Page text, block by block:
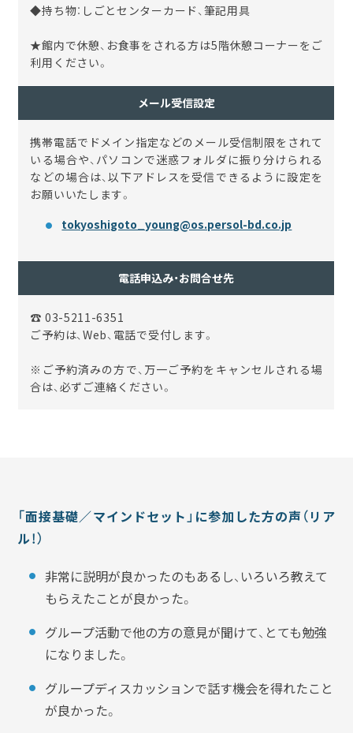
◆持ち物：しごとセンターカード、筆記用具
★館内で休憩、お食事をされる方は5階休憩コーナーをご
利用ください。
メール受信設定
携帯電話でドメイン指定などのメール受信制限をされて
いる場合や、パソコンで迷惑フォルダに振り分けられる
などの場合は、以下アドレスを受信できるように設定を
お願いいたします。
tokyoshigoto_young@os.persol-bd.co.jp
電話申込み・お問合せ先
☎ 03-5211-6351
ご予約は、Web、電話で受付します。
※ご予約済みの方で、万一ご予約をキャンセルされる場
合は、必ずご連絡ください。
「面接基礎／マインドセット」に参加した方の声（リア
ル！）
非常に説明が良かったのもあるし、いろいろ教えて
もらえたことが良かった。
グループ活動で他の方の意見が聞けて、とても勉強
になりました。
グループディスカッションで話す機会を得れたこと
が良かった。